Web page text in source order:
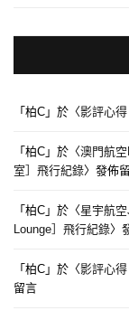
「 柏C 」於〈影評心
「 柏C 」於〈澳門航
室］飛行紀錄〉發佈
「 柏C 」於〈星宇航
Lounge］飛行紀錄〉
「 柏C 」於〈影評心
留言